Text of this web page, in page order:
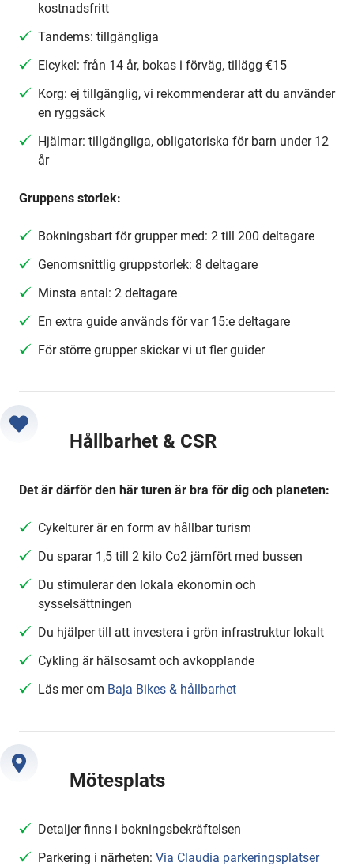
kostnadsfritt
Tandems: tillgängliga
Elcykel: från 14 år, bokas i förväg, tillägg €15
Korg: ej tillgänglig, vi rekommenderar att du använder
en ryggsäck
Hjälmar: tillgängliga, obligatoriska för barn under 12
år
Gruppens storlek:
Bokningsbart för grupper med: 2 till 200 deltagare
Genomsnittlig gruppstorlek: 8 deltagare
Minsta antal: 2 deltagare
En extra guide används för var 15:e deltagare
För större grupper skickar vi ut fler guider
Hållbarhet & CSR
Det är därför den här turen är bra för dig och planeten:
Cykelturer är en form av hållbar turism
Du sparar 1,5 till 2 kilo Co2 jämfört med bussen
Du stimulerar den lokala ekonomin och
sysselsättningen
Du hjälper till att investera i grön infrastruktur lokalt
Cykling är hälsosamt och avkopplande
Läs mer om Baja Bikes & hållbarhet
Mötesplats
Detaljer finns i bokningsbekräftelsen
Parkering i närheten: Via Claudia parkeringsplatser